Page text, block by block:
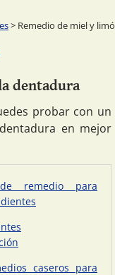
> Remedio de miel y
dentadura
probar con un
en mejor
remedio para
caseros para